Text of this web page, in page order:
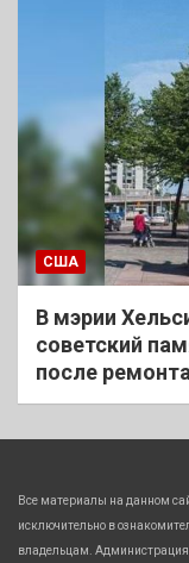
США
В мэрии
советский
после ремонта
Все материалы на данном
исключительно в
владельцам. Администрация